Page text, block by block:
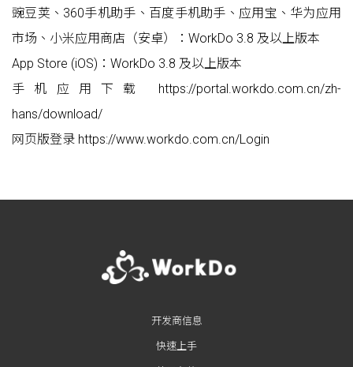
豌豆荚、360手机助手、百度手机助手、应用宝、华为应用
市场、小米应用商店（安卓）：WorkDo 3.8 及以上版本
App Store (iOS)：WorkDo 3.8 及以上版本
手机应用下载 https://portal.workdo.com.cn/zh-
hans/download/
网页版登录 https://www.workdo.com.cn/Login
开发商信息
快速上手